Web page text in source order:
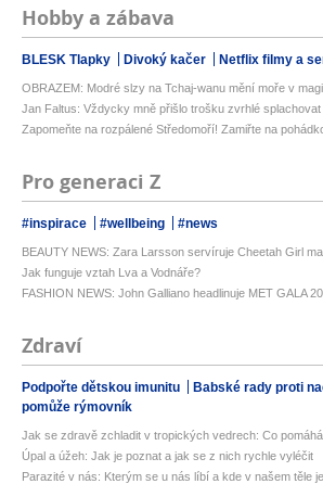
Hobby a zábava
BLESK Tlapky Divoký kačer Netflix filmy a
OBRAZEM: Modré slzy na Tchaj-wanu mění moře v
Jan Faltus: Vždycky mně přišlo trošku zvrhlé splachovat
Zapomeňte na rozpálené Středomoří! Zamiřte na
Pro generaci Z
#inspirace #wellbeing #news
BEAUTY NEWS: Zara Larsson servíruje Cheetah Girl
Jak funguje vztah Lva a Vodnáře?
FASHION NEWS: John Galliano headlinuje MET GALA
Zdraví
Podpořte dětskou imunitu Babské rady proti
pomůže rýmovník
Jak se zdravě zchladit v tropických vedrech: Co pomáhá
Úpal a úžeh: Jak je poznat a jak se z nich rychle vyléčit
Parazité v nás: Kterým se u nás líbí a kde v našem těle je